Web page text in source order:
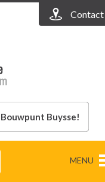
Contact
Buysse!
MENU